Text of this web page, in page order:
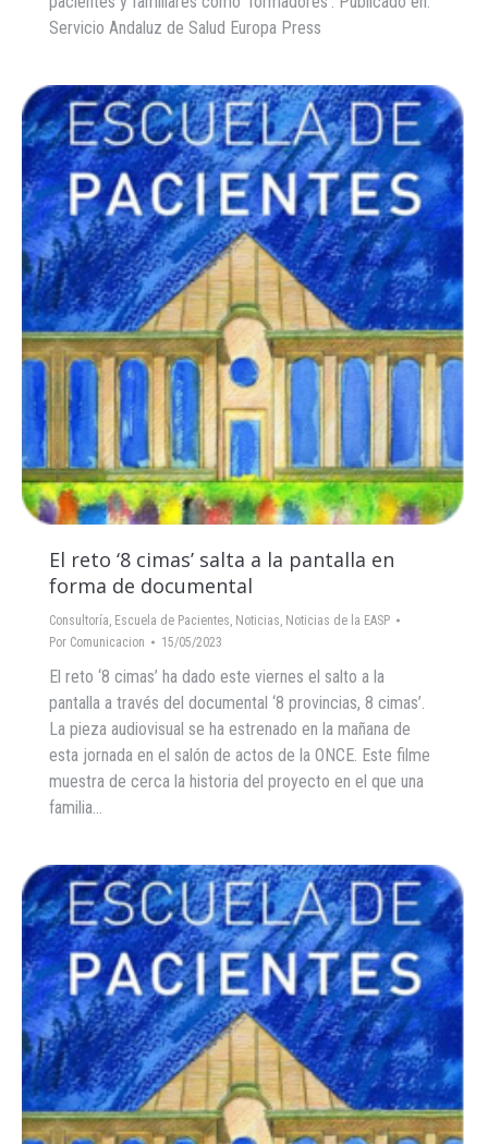
Servicio Andaluz de Salud Europa Press
El reto ‘8 cimas’ salta a la pantalla en
forma de documental
Consultoría, Escuela de Pacientes, Noticias, Noticias de la EASP
Por Comunicacion 15/05/2023
El reto ‘8 cimas’ ha dado este viernes el salto a la
pantalla a través del documental ‘8 provincias, 8 cimas’.
La pieza audiovisual se ha estrenado en la mañana de
esta jornada en el salón de actos de la ONCE. Este filme
muestra de cerca la historia del proyecto en el que una
familia…